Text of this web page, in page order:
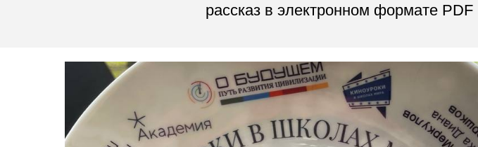
рассказ в электронном формате PDF